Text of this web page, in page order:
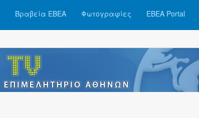
Βραβεία ΕΒΕΑ Φωτογραφίες ΕΒΕΑ Portal